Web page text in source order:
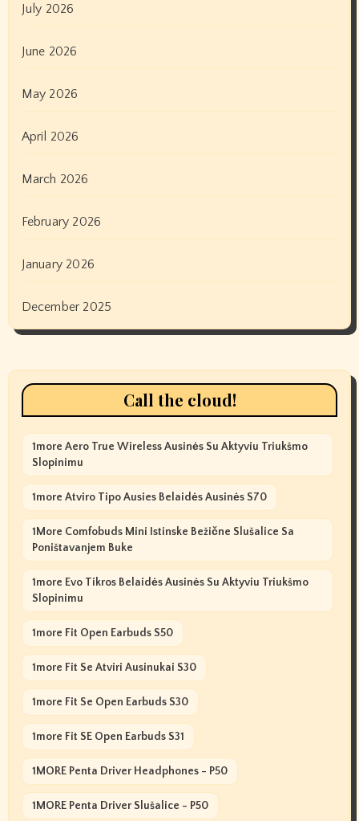
July 2026
June 2026
May 2026
April 2026
March 2026
February 2026
January 2026
December 2025
Call the cloud!
1more Aero True Wireless Ausinės Su Aktyviu Triukšmo
Slopinimu
1more Atviro Tipo Ausies Belaidės Ausinės S70
1More Comfobuds Mini Istinske Bežične Slušalice Sa
Poništavanjem Buke
1more Evo Tikros Belaidės Ausinės Su Aktyviu Triukšmo
Slopinimu
1more Fit Open Earbuds S50
1more Fit Se Atviri Ausinukai S30
1more Fit Se Open Earbuds S30
1more Fit SE Open Earbuds S31
1MORE Penta Driver Headphones - P50
1MORE Penta Driver Slušalice - P50